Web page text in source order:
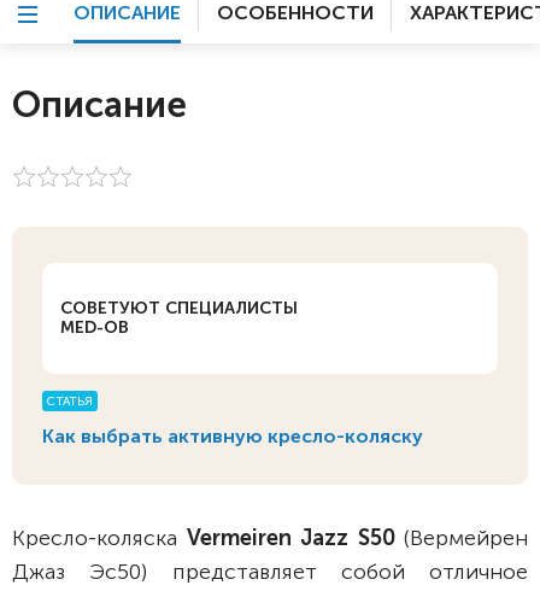
ОПИСАНИЕ ОСОБЕННОСТИ
Описание
СОВЕТУЮТ СПЕЦИАЛИСТЫ
MED-OB
СТАТЬЯ
Как выбрать активную кресло-коляску
Кресло-коляска Vermeiren Jazz S50(Вермейрен
Джаз Эс50) представляет собой отличное